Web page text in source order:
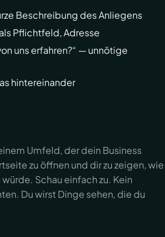
Beschreibung des Anliegens
Pflichtfeld, Adresse
uns erfahren?“ — unnötige
hintereinander
Umfeld, der dein Business
zu öffnen und dir zu zeigen, wie
Schau einfach zu. Kein
Du wirst Dinge sehen, die du